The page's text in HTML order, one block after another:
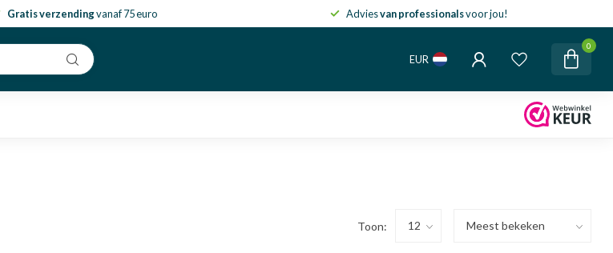
Gratis verzendingvanaf 75 euro Adviesvan professionalsvoor jou!
EUR
0
Toon: